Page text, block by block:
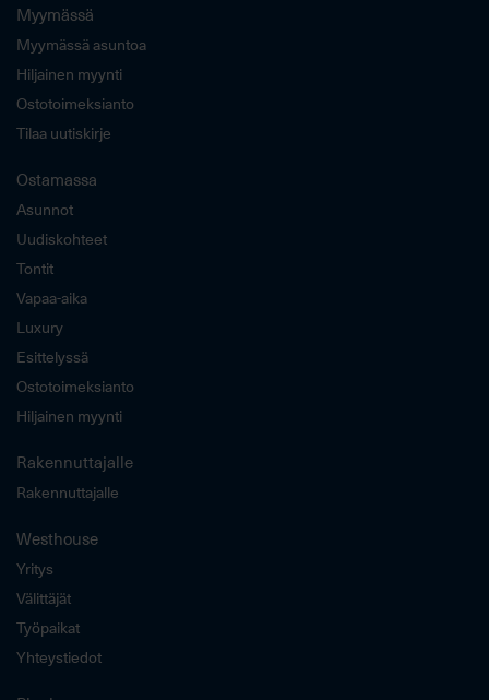
Myymässä
Myymässä asuntoa
Hiljainen myynti
Ostotoimeksianto
Tilaa uutiskirje
Ostamassa
Asunnot
Uudiskohteet
Tontit
Vapaa-aika
Luxury
Esittelyssä
Ostotoimeksianto
Hiljainen myynti
Rakennuttajalle
Rakennuttajalle
Westhouse
Yritys
Välittäjät
Työpaikat
Yhteystiedot